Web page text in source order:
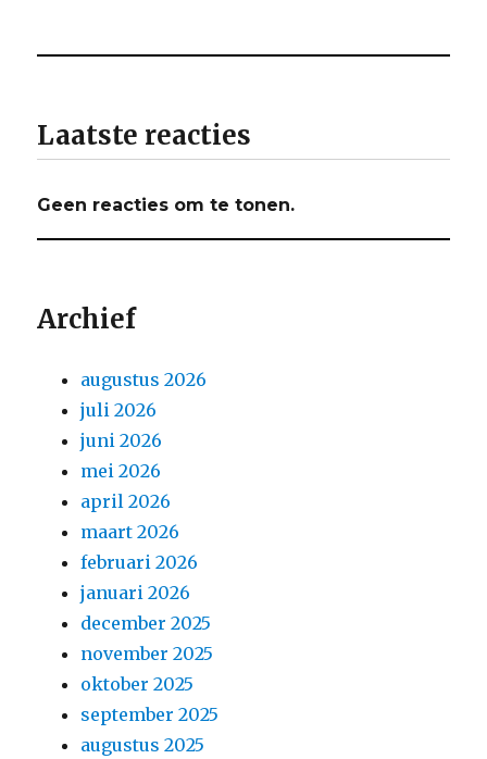
Laatste reacties
Geen reacties om te tonen.
Archief
augustus 2026
juli 2026
juni 2026
mei 2026
april 2026
maart 2026
februari 2026
januari 2026
december 2025
november 2025
oktober 2025
september 2025
augustus 2025